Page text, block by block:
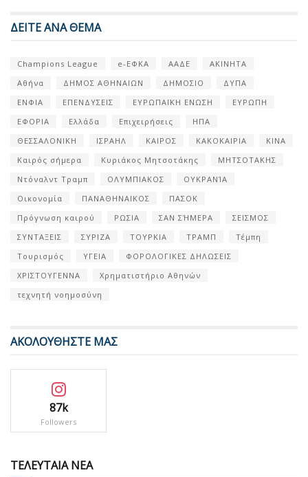
ΔΕΙΤΕ ΑΝΑ ΘΕΜΑ
Champions League e-ΕΦΚΑ ΑΑΔΕ
ΑΚΙΝΗΤΑ
Αθήνα
ΔΗΜΟΣ ΑΘΗΝΑΙΩΝ ΔΗΜΟΣΙΟ
ΔΥΠΑ
ΕΝΦΙΑ
ΕΠΕΝΔΥΣΕΙΣ ΕΥΡΩΠΑΪΚΗ ΕΝΩΣΗ
ΕΥΡΩΠΗ
ΕΦΟΡΙΑ
Ελλάδα Επιχειρήσεις
ΗΠΑ
ΘΕΣΣΑΛΟΝΙΚΗ
ΙΣΡΑΗΛ ΚΑΙΡΟΣ ΚΑΚΟΚΑΙΡΙΑ
ΚΙΝΑ
Καιρός σήμερα
Κυριάκος Μητσοτάκης
ΜΗΤΣΟΤΑΚΗΣ
Ντόναλντ Τραμπ
ΟΛΥΜΠΙΑΚΟΣ
ΟΥΚΡΑΝΊΑ
Οικονομία
ΠΑΝΑΘΗΝΑΙΚΟΣ
ΠΑΣΟΚ
Πρόγνωση καιρού
ΡΩΣΙΑ ΣΑΝ ΣΉΜΕΡΑ
ΣΕΙΣΜΟΣ
ΣΥΝΤΑΞΕΙΣ
ΣΥΡΙΖΑ ΤΟΥΡΚΙΑ ΤΡΑΜΠ
Τέμπη
Τουρισμός
ΥΓΕΙΑ
ΦΟΡΟΛΟΓΙΚΕΣ ΔΗΛΩΣΕΙΣ
ΧΡΙΣΤΟΥΓΕΝΝΑ
Χρηματιστήριο Αθηνών
τεχνητή νοημοσύνη
ΑΚΟΛΟΥΘΗΣΤΕ ΜΑΣ
87k
Followers
ΤΕΛΕΥΤΑΙΑ ΝΕΑ